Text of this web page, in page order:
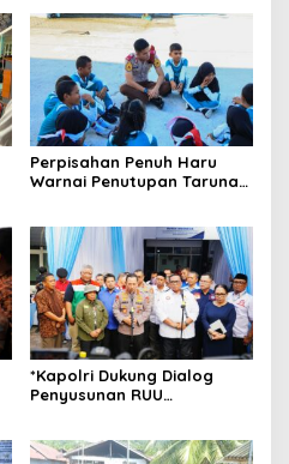
Perpisahan Penuh Haru
Warnai Penutupan Taruna
*Kapolri Dukung Dialog
Penyusunan RUU